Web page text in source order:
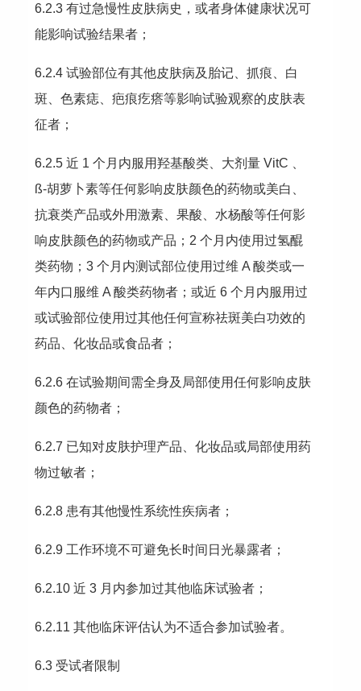
6.2.3 有过急慢性皮肤病史，或者身体健康状况可
能影响试验结果者；
6.2.4 试验部位有其他皮肤病及胎记、抓痕、白
斑、色素痣、疤痕疙瘩等影响试验观察的皮肤表
征者；
6.2.5 近 1 个月内服用羟基酸类、大剂量 VitC 、
ß-胡萝卜素等任何影响皮肤颜色的药物或美白、
抗衰类产品或外用激素、果酸、水杨酸等任何影
响皮肤颜色的药物或产品；2 个月内使用过氢醌
类药物；3 个月内测试部位使用过维 A 酸类或一
年内口服维 A 酸类药物者；或近 6 个月内服用过
或试验部位使用过其他任何宣称祛斑美白功效的
药品、化妆品或食品者；
6.2.6 在试验期间需全身及局部使用任何影响皮肤
颜色的药物者；
6.2.7 已知对皮肤护理产品、化妆品或局部使用药
物过敏者；
6.2.8 患有其他慢性系统性疾病者；
6.2.9 工作环境不可避免长时间日光暴露者；
6.2.10 近 3 月内参加过其他临床试验者；
6.2.11 其他临床评估认为不适合参加试验者。
6.3 受试者限制